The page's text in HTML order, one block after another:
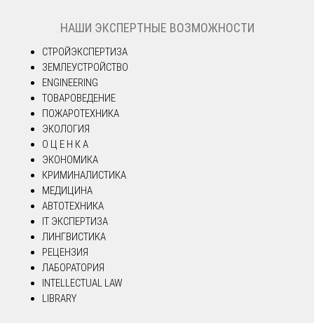
НАШИ ЭКСПЕРТНЫЕ ВОЗМОЖНОСТИ
СТРОЙЭКСПЕРТИЗА
ЗЕМЛЕУСТРОЙСТВО
ENGINEERING
ТОВАРОВЕДЕНИЕ
ПОЖАРОТЕХНИКА
ЭКОЛОГИЯ
О Ц Е Н К А
ЭКОНОМИКА
КРИМИНАЛИСТИКА
МЕДИЦИНА
АВТОТЕХНИКА
IT ЭКСПЕРТИЗА
ЛИНГВИСТИКА
РЕЦЕНЗИЯ
ЛАБОРАТОРИЯ
INTELLECTUAL LAW
LIBRARY